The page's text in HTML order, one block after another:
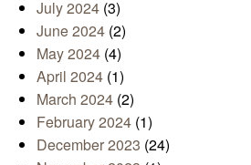
July 2024 (3)
June 2024 (2)
May 2024 (4)
April 2024 (1)
March 2024 (2)
February 2024 (1)
December 2023 (24)